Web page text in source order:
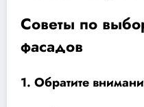
Советы по
фасадов
1. Обратите